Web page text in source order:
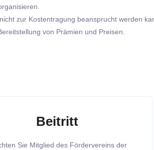
zur Kostentragung beansprucht werden
von Prämien und Preisen.
Beitritt
Sie Mitglied des Fördervereins der